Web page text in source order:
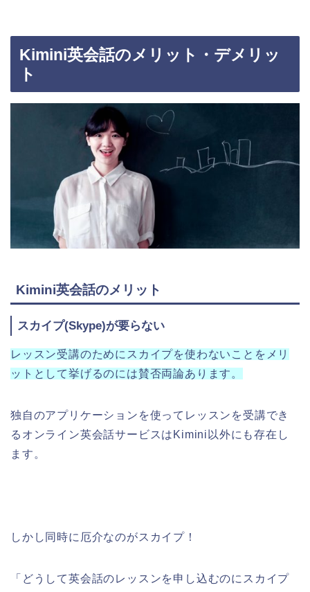
Kimini英会話のメリット・デメリッ
ト
Kimini英会話のメリット
スカイプ(Skype)が要らない
レッスン受講のためにスカイプを使わないことをメリ
ットとして挙げるのには賛否両論あります。
独自のアプリケーションを使ってレッスンを受講でき
るオンライン英会話サービスはKimini以外にも存在し
ます。
しかし同時に厄介なのがスカイプ！
「どうして英会話のレッスンを申し込むのにスカイプ